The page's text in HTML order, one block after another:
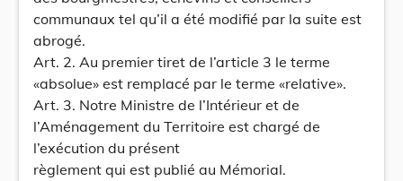
communaux tel qu’il a été modifié par la suite est
abrogé.
Art. 2. Au premier tiret de l’article 3 le terme
«absolue» est remplacé par le terme «relative».
Art. 3. Notre Ministre de l’Intérieur et de
l’Aménagement du Territoire est chargé de
l’exécution du présent
règlement qui est publié au Mémorial.